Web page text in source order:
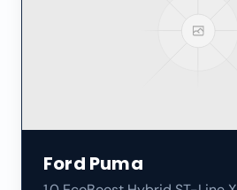
Ford Puma